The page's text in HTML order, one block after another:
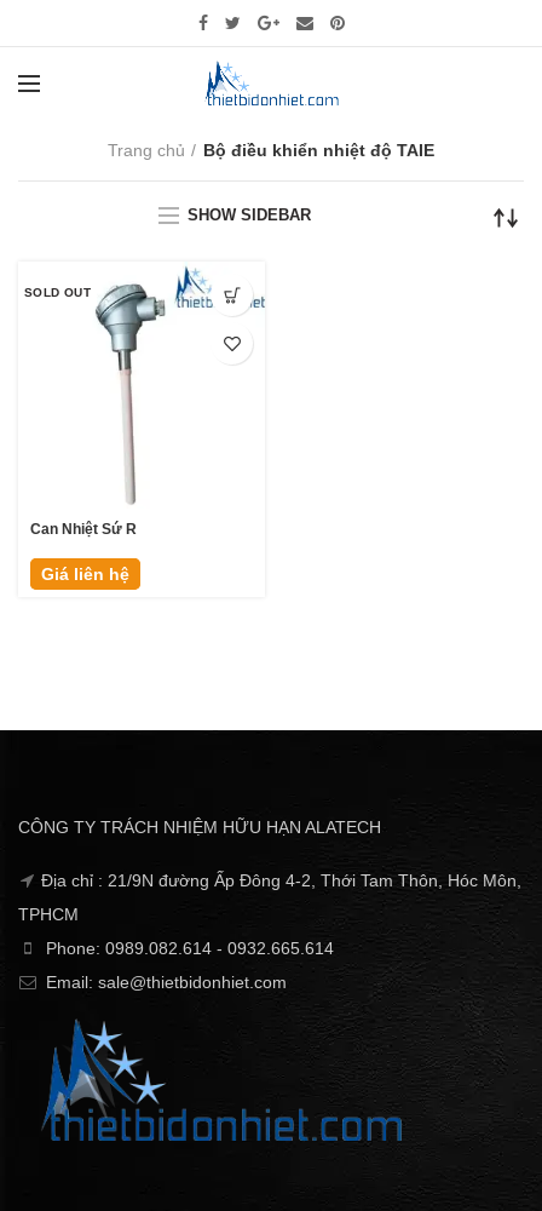
Trang chủ Bộ điều khiển nhiệt độ TAIE
SHOW SIDEBAR
SOLD OUT
Can Nhiệt Sứ R
Giá liên hệ
CÔNG TY TRÁCH NHIỆM HỮU HẠN ALATECH
Địa chỉ : 21/9N đường Ấp Đông 4-2, Thới Tam Thôn, Hóc Môn,
TPHCM
Phone: 0989.082.614 - 0932.665.614
Email: sale@thietbidonhiet.com